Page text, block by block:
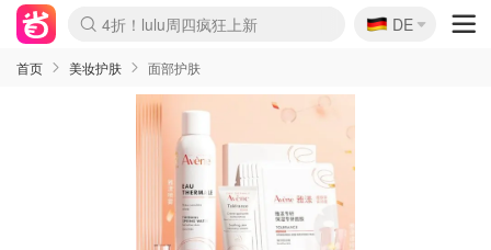
Boticinal 夏促开抢！
4折！lulu周四疯狂上新
还没结束！&OtherStories大促
Joybuy变相75折 随时失效
速领！Stanley独家85折
疑似霸哥！Camper额外叠85折
Zalando 奥莱闪促！每日更新
Moncler反季囤！5折起+叠9折
Coach Brooklyn仅€192
🇩🇪
DE
首页 美妆护肤 面部护肤